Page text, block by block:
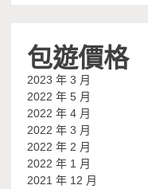
包遊價格
2023 年 3 月
2022 年 5 月
2022 年 4 月
2022 年 3 月
2022 年 2 月
2022 年 1 月
2021 年 12 月